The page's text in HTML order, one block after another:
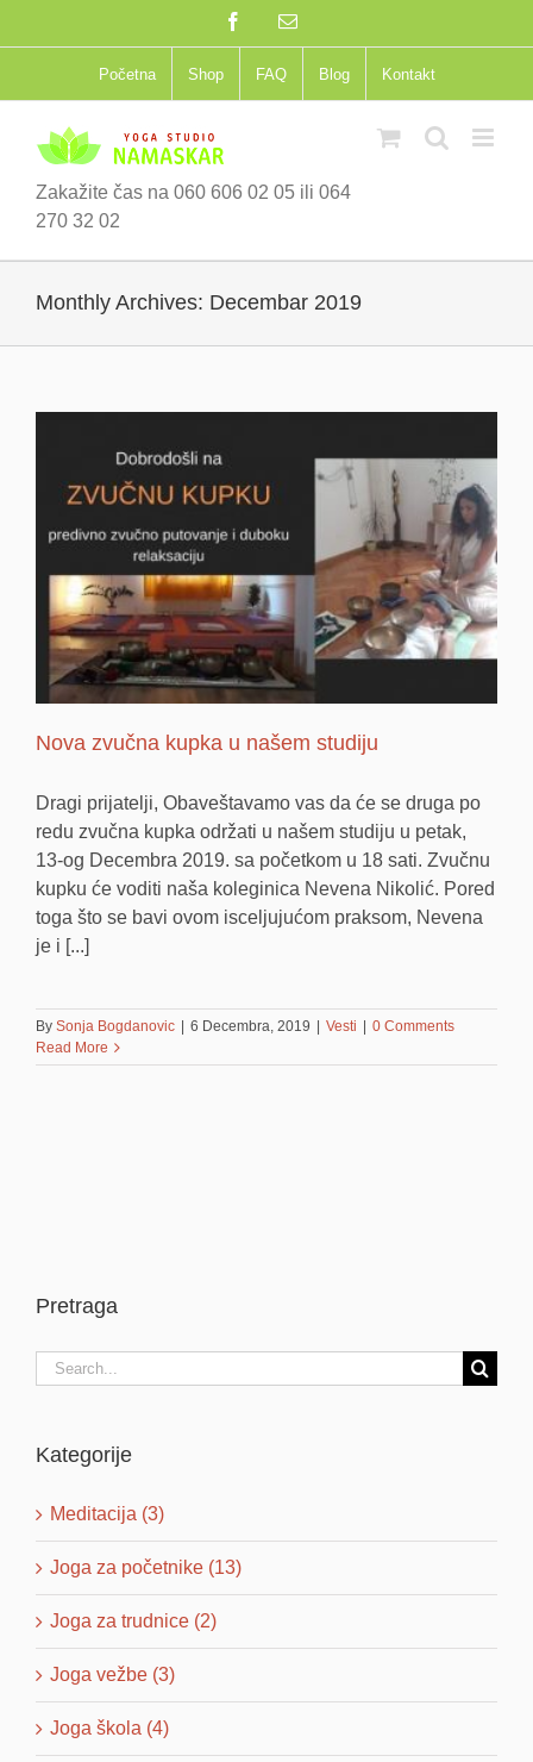
FacebookEmail
Početna Shop FAQ Blog Kontakt
Zakažite čas na 060 606 02 05 ili 064
270 32 02
Monthly Archives: Decembar 2019
Nova zvučna kupka u našem studiju
Dragi prijatelji, Obaveštavamo vas da će se druga po
redu zvučna kupka održati u našem studiju u petak,
13-og Decembra 2019. sa početkom u 18 sati. Zvučnu
kupku će voditi naša koleginica Nevena Nikolić. Pored
toga što se bavi ovom isceljujućom praksom, Nevena
je i [...]
By Sonja Bogdanovic 6 Decembra, 2019 Vesti
0 Comments
Read More
Pretraga
Search
for:
Kategorije
Meditacija (3)
Joga za početnike (13)
Joga za trudnice (2)
Joga vežbe (3)
Joga škola (4)